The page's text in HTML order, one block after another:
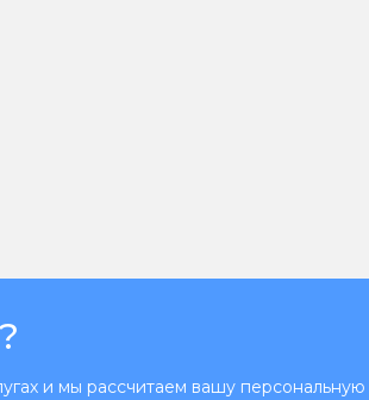
и мы рассчитаем вашу персональную